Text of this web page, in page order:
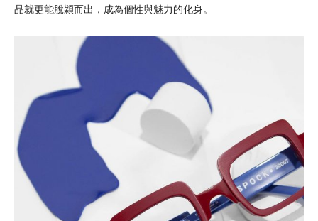
品就更能脫穎而出，成為個性與魅力的化身。